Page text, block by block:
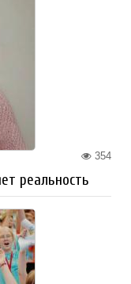
354
реальность